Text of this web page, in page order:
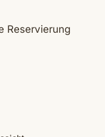
Reservierung